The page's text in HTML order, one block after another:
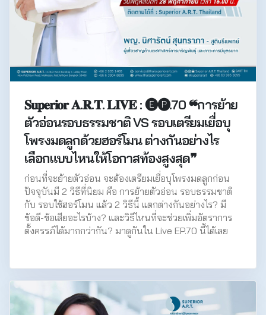
𝐒𝐮𝐩𝐞𝐫𝐢𝐨𝐫 𝐀.𝐑.𝐓. 𝐋𝐈𝐕𝐄 : 🅔🅟.70 ❝การย้าย
ตัวอ่อนรอบธรรมชาติ VS รอบเตรียมเยื่อบุ
โพรงมดลูกด้วยฮอร์โมน ต่างกันอย่างไร
เลือกแบบไหนให้โอกาสท้องสูงสุด❞
ก่อนที่จะย้ายตัวอ่อน จะต้องเตรียมเยื่อบุโพรงมดลูกก่อน
ปัจจุบันมี 2 วิธีที่นิยม คือ การย้ายตัวอ่อน รอบธรรมชาติ
กับ รอบใช้ฮอร์โมน แล้ว 2 วิธีนี้ แตกต่างกันอย่างไร? มี
ข้อดี-ข้อเสียอะไรบ้าง? และวิธีไหนที่จะช่วยเพิ่มอัตราการ
ตั้งครรภ์ได้มากกว่ากัน? มาดูกันใน Live EP.70 นี้ได้เลย